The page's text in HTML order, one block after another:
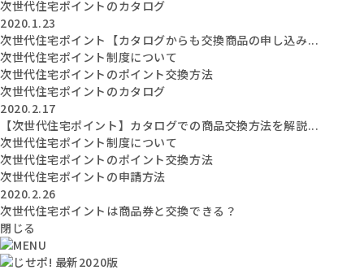
次世代住宅ポイントのカタログ
2020.1.23
次世代住宅ポイント【カタログからも交換商品の申し込み...
次世代住宅ポイント制度について
次世代住宅ポイントのポイント交換方法
次世代住宅ポイントのカタログ
2020.2.17
【次世代住宅ポイント】カタログでの商品交換方法を解説...
次世代住宅ポイント制度について
次世代住宅ポイントのポイント交換方法
次世代住宅ポイントの申請方法
2020.2.26
次世代住宅ポイントは商品券と交換できる？
閉じる